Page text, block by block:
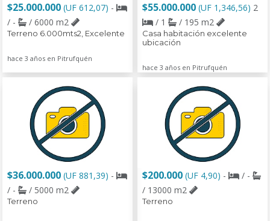
$25.000.000 (UF 612,07) -
/ -
/ 6000 m2
Terreno 6.000mts2, Excelente
hace 3 años en Pitrufquén
$55.000.000 (UF 1,346,56) 2
/ 1
/ 195 m2
Casa habitación excelente
ubicación
hace 3 años en Pitrufquén
$36.000.000 (UF 881,39) -
/ -
/ 5000 m2
Terreno
$200.000 (UF 4,90) -
/ -
/ 13000 m2
Terreno